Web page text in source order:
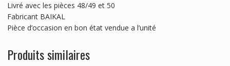
Livré avec les pièces 48/49 et 50
Fabricant BAIKAL
Pièce d’occasion en bon état vendue a l’unité
Produits similaires